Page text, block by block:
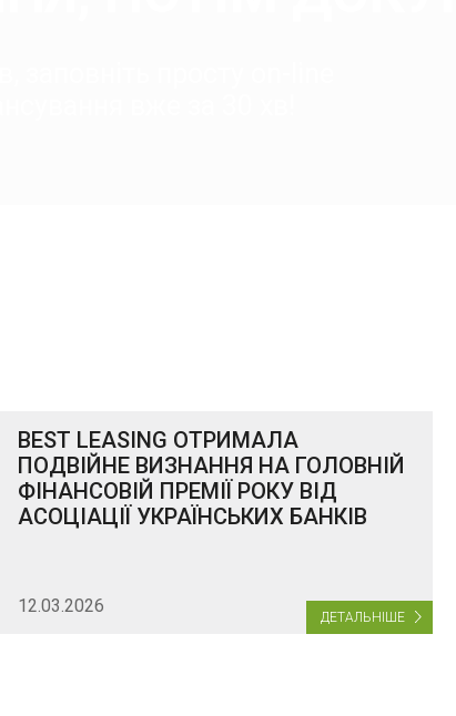
BEST LEASING ОТРИМАЛА
ПОДВІЙНЕ ВИЗНАННЯ НА ГОЛОВНІЙ
ФІНАНСОВІЙ ПРЕМІЇ РОКУ ВІД
АСОЦІАЦІЇ УКРАЇНСЬКИХ БАНКІВ
12.03.2026
ДЕТАЛЬНІШЕ